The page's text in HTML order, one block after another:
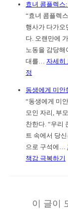
효녀 콤플렉스
“효녀 콤플렉
행사가 다가오
다. 오랜만에
노동을 감당해
대를… 자세히
정
동생에게 미안
“동생에게 미
모인 자리, 부
찬한다. “우리
트 속에서 당
으로 구석에…
책감 극복하기
이 글이